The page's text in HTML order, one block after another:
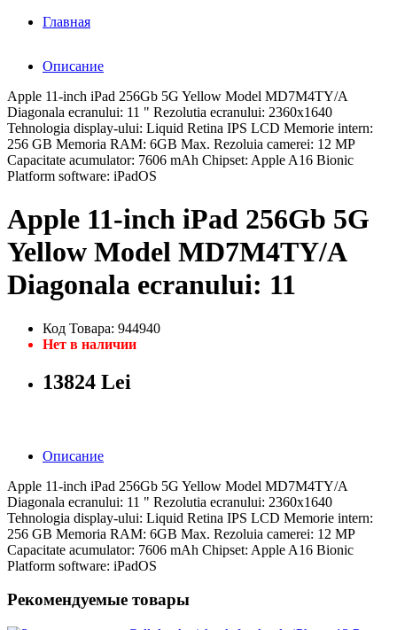
Главная
Описание
Apple 11-inch iPad 256Gb 5G Yellow Model MD7M4TY/A
Diagonala ecranului: 11 " Rezolutia ecranului: 2360x1640
Tehnologia display-ului: Liquid Retina IPS LCD Memorie intern:
256 GB Memoria RAM: 6GB Max. Rezoluia camerei: 12 MP
Capacitate acumulator: 7606 mAh Chipset: Apple A16 Bionic
Platform software: iPadOS
Apple 11-inch iPad 256Gb 5G
Yellow Model MD7M4TY/A
Diagonala ecranului: 11
Код Товара: 944940
Нет в наличии
13824 Lei
Описание
Apple 11-inch iPad 256Gb 5G Yellow Model MD7M4TY/A
Diagonala ecranului: 11 " Rezolutia ecranului: 2360x1640
Tehnologia display-ului: Liquid Retina IPS LCD Memorie intern:
256 GB Memoria RAM: 6GB Max. Rezoluia camerei: 12 MP
Capacitate acumulator: 7606 mAh Chipset: Apple A16 Bionic
Platform software: iPadOS
Рекомендуемые товары